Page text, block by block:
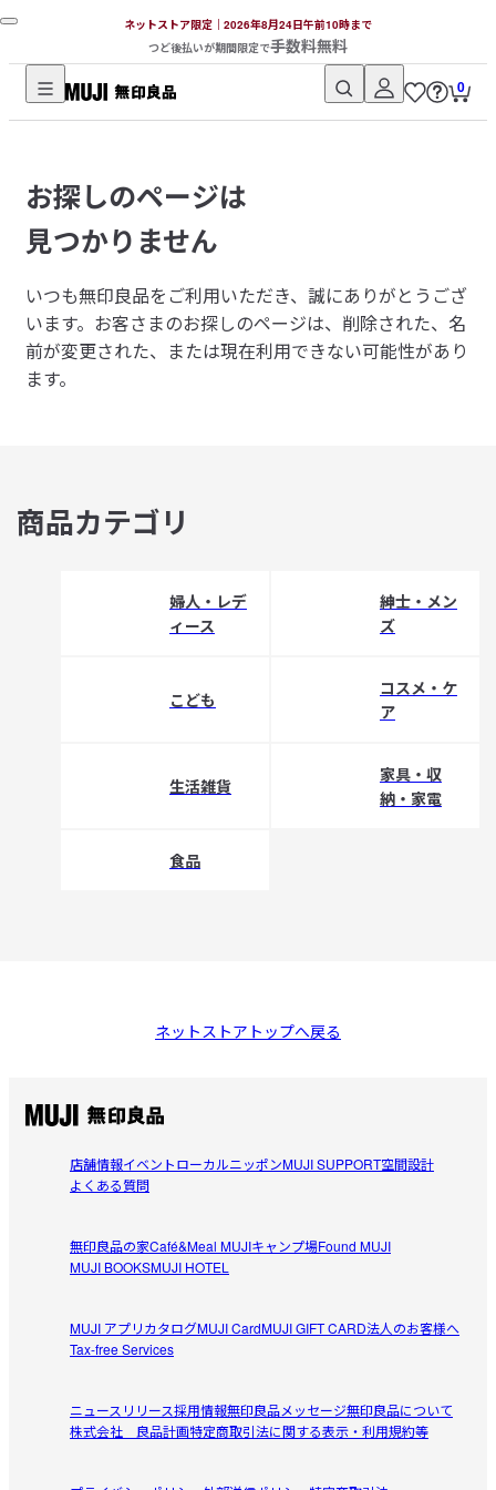
ネットストア限定｜2026年8月24日午前10時まで
つど後払いが期間限定で手数料無料
無
品
ネ
ッ
ト
ス
ト
ア
0
お探しのページは
見つかりません
いつも無印良品をご利用いただき、誠にありがとうござ
います。 お客さまのお探しのページは、削除された、名
前が変更された、または現在利用できない可能性があり
ます。
商品カテゴリ
婦人・レデ
ィース
紳士・メン
ズ
こども
コスメ・ケ
ア
生活雑貨
家具・収
納・家電
食品
ネットストアトップへ戻る
店舗情報イベントローカルニッポンMUJI SUPPORT空間設計
よくある質問
無印良品の家Café&Meal MUJIキャンプ場Found MUJI
MUJI BOOKSMUJI HOTEL
MUJI アプリカタログMUJI CardMUJI GIFT CARD法人のお客様へ
Tax-free Services
ニュースリリース採用情報無印良品メッセージ無印良品について
株式会社 良品計画特定商取引法に関する表示・利用規約等